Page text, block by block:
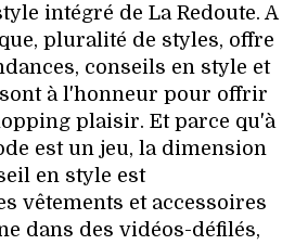
intégré de La Redoute. A
pluralité de styles, offre
conseils en style et
à l'honneur pour offrir
plaisir. Et parce qu'à
est un jeu, la dimension
en style est
vêtements et accessoires
dans des vidéos-défilés,